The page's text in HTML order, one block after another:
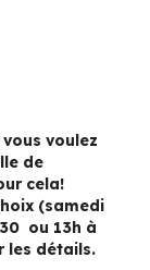
voulez
de
cela!
(samedi
ou 13h à
les détails.